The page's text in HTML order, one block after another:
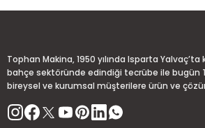
Bu ürüne benzer farklı alternatifler
Tophan Makina, 1950 yılında Isparta
bahçe sektöründe edindiği tecrübe ile bugün
bireysel ve kurumsal müşterilere ürün ve